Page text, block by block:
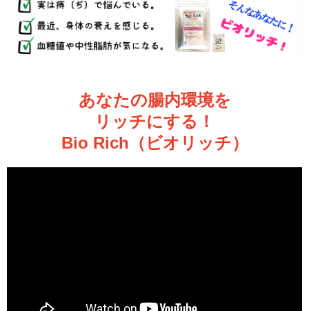
あなたの腸内環境を
リッチにする！
Bio Rich（ビオリッチ）